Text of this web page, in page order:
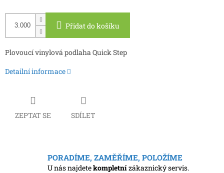
cena:
Přidat do košíku
Plovoucí vinylová podlaha Quick Step
Detailní informace
ZEPTAT SE SDÍLET
PORADÍME, ZAMĚŘÍME, POLOŽÍME
U nás najdetekompletnízákaznický servis.